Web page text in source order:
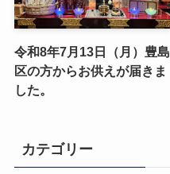
令和8年7月13日（月）豊島
区の方からお供えが届きま
した。
カテゴリー